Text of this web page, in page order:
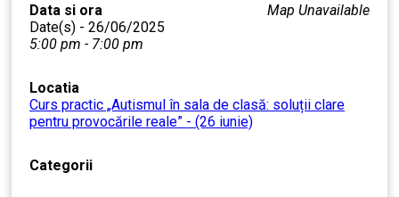
Map Unavailable
Data si ora
Date(s) - 26/06/2025
5:00 pm - 7:00 pm
Locatia
Curs practic „Autismul în sala de clasă: soluții clare
pentru provocările reale” - (26 iunie)
Categorii